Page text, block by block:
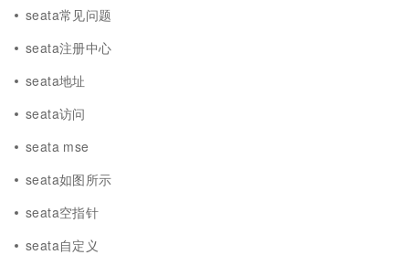
seata常见问题
seata注册中心
seata地址
seata访问
seata mse
seata如图所示
seata空指针
seata自定义